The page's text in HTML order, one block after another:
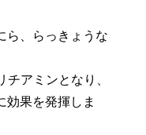
ら、らっきょうな
アミンとなり、
効果を発揮しま